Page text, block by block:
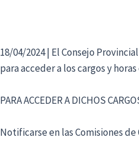
18/04/2024 | El Consejo
para acceder a los cargos y
PARA ACCEDER A DICHOS
Notificarse en las Comisiones